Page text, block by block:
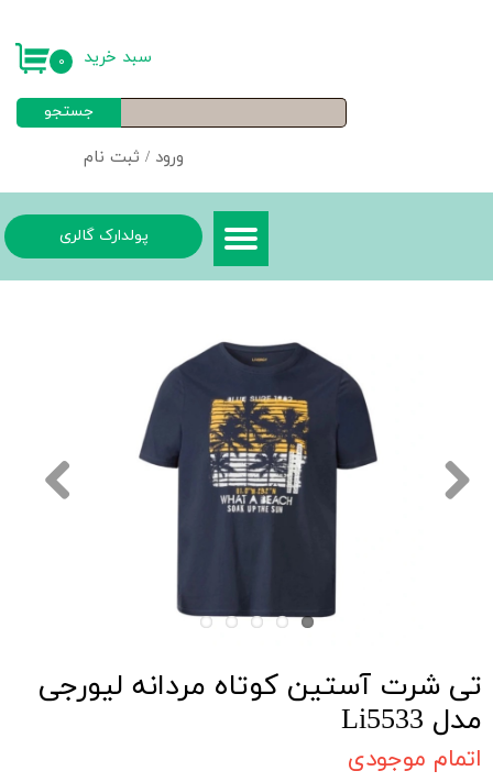
ورود / ثبت نام
خروج از حساب کاربری
جستجو
۰ سبد خرید
پولدارک گالری
تی شرت آستین کوتاه مردانه لیورجی
مدل Li5533
اتمام موجودی